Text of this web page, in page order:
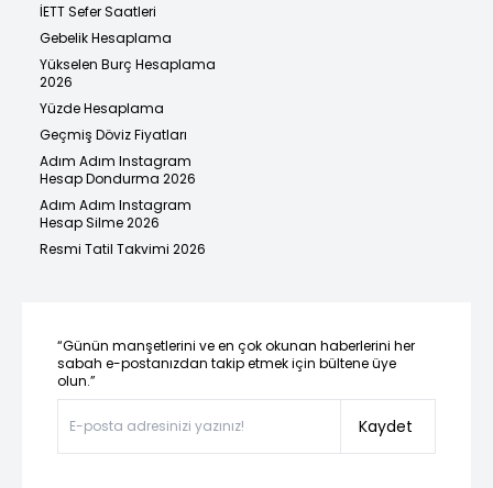
İETT Sefer Saatleri
Gebelik Hesaplama
Yükselen Burç Hesaplama
2026
Yüzde Hesaplama
Geçmiş Döviz Fiyatları
Adım Adım Instagram
Hesap Dondurma 2026
Adım Adım Instagram
Hesap Silme 2026
Resmi Tatil Takvimi 2026
“Günün manşetlerini ve en çok okunan haberlerini her
sabah e-postanızdan takip etmek için bültene üye
olun.”
Kaydet